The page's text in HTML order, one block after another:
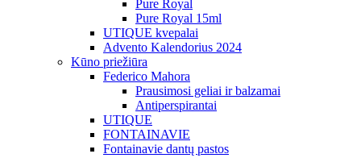
Pure Royal
Pure Royal 15ml
UTIQUE kvepalai
Advento Kalendorius 2024
Kūno priežiūra
Federico Mahora
Prausimosi geliai ir balzamai
Antiperspirantai
UTIQUE
FONTAINAVIE
Fontainavie dantų pastos